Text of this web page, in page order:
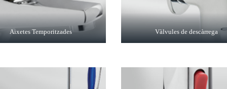
Aixetes Temporitzades Vàlvules de descàrrega